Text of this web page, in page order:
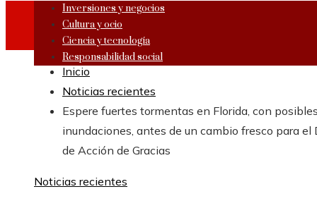
Inversiones y negocios
Cultura y ocio
Ciencia y tecnología
Responsabilidad social
Inicio
Noticias recientes
Espere fuertes tormentas en Florida, con
inundaciones, antes de un cambio fresco para el
de Acción de Gracias
Noticias recientes